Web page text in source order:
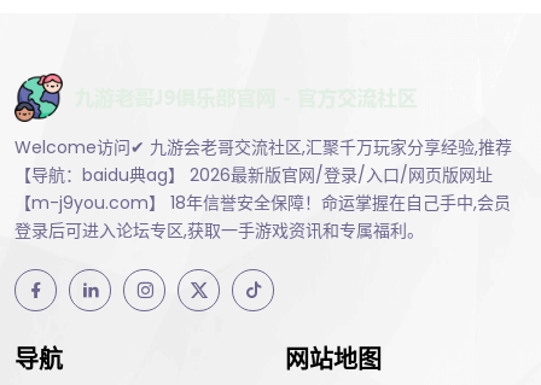
Welcome访问✔ 九游会老哥交流社区,汇聚千万玩家分享经验,推荐
【导航：baidu典ag】 2026最新版官网/登录/入口/网页版网址
【m-j9you.com】 18年信誉安全保障！命运掌握在自己手中,会员
登录后可进入论坛专区,获取一手游戏资讯和专属福利。
导航 网站地图